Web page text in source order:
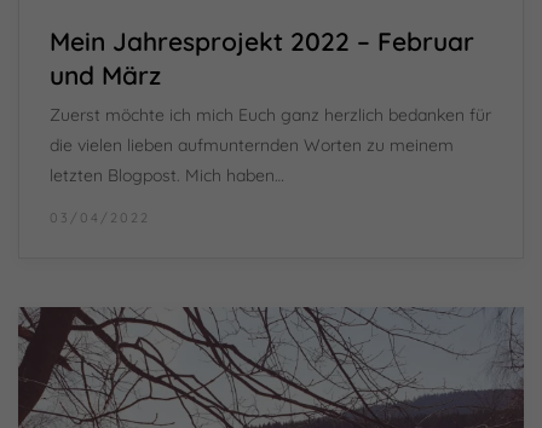
Mein Jahresprojekt 2022 – Februar
und März
Zuerst möchte ich mich Euch ganz herzlich bedanken für
die vielen lieben aufmunternden Worten zu meinem
letzten Blogpost. Mich haben…
03/04/2022